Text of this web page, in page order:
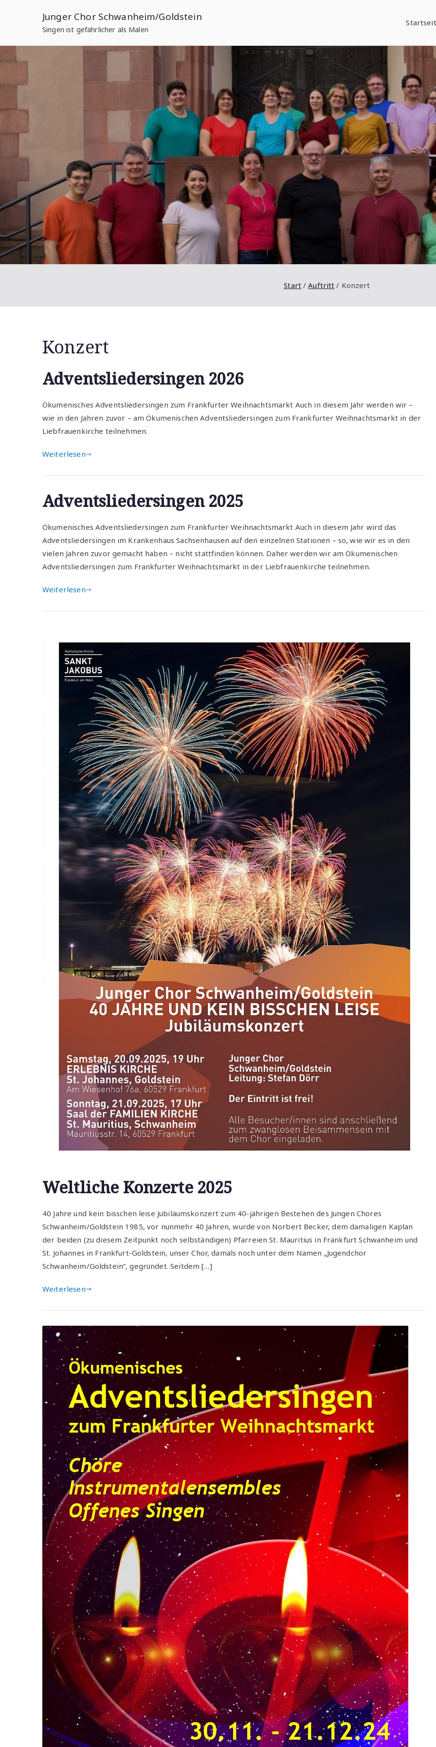
Junger Chor Schwanheim/Goldstein
Singen ist gefährlicher als Malen
Start Auftritt Konzert
Konzert
Adventsliedersingen 2026
Ökumenisches Adventsliedersingen zum Frankfurter Weihnachtsmarkt Auch in diesem Jahr werden wir –
wie in den Jahren zuvor – am Ökumenischen Adventsliedersingen zum Frankfurter Weihnachtsmarkt in der
Liebfrauenkirche teilnehmen.
Weiterlesen
Adventsliedersingen 2025
Ökumenisches Adventsliedersingen zum Frankfurter Weihnachtsmarkt Auch in diesem Jahr wird das
Adventsliedersingen im Krankenhaus Sachsenhausen auf den einzelnen Stationen – so, wie wir es in den
vielen Jahren zuvor gemacht haben – nicht stattfinden können. Daher werden wir am Ökumenischen
Adventsliedersingen zum Frankfurter Weihnachtsmarkt in der Liebfrauenkirche teilnehmen.
Weiterlesen
Weltliche Konzerte 2025
40 Jahre und kein bisschen leise Jubiläumskonzert zum 40-jährigen Bestehen des Jungen Chores
Schwanheim/Goldstein 1985, vor nunmehr 40 Jahren, wurde von Norbert Becker, dem damaligen Kaplan
der beiden (zu diesem Zeitpunkt noch selbständigen) Pfarreien St. Mauritius in Frankfurt Schwanheim und
St. Johannes in Frankfurt-Goldstein, unser Chor, damals noch unter dem Namen „Jugendchor
Schwanheim/Goldstein“, gegründet. Seitdem […]
Weiterlesen